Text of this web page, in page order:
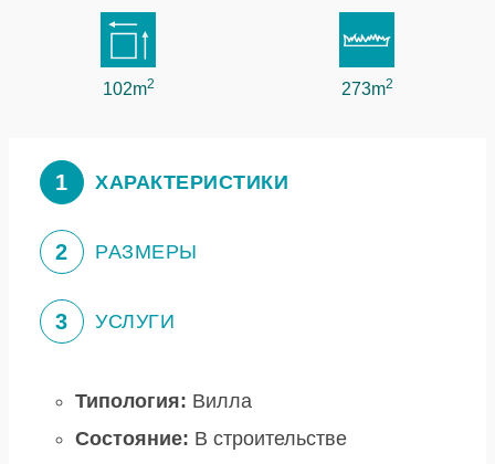
102m2 273m2
1 ХАРАКТЕРИСТИКИ
2 РАЗМЕРЫ
3 УСЛУГИ
Типология: Вилла
Состояние: В строительстве